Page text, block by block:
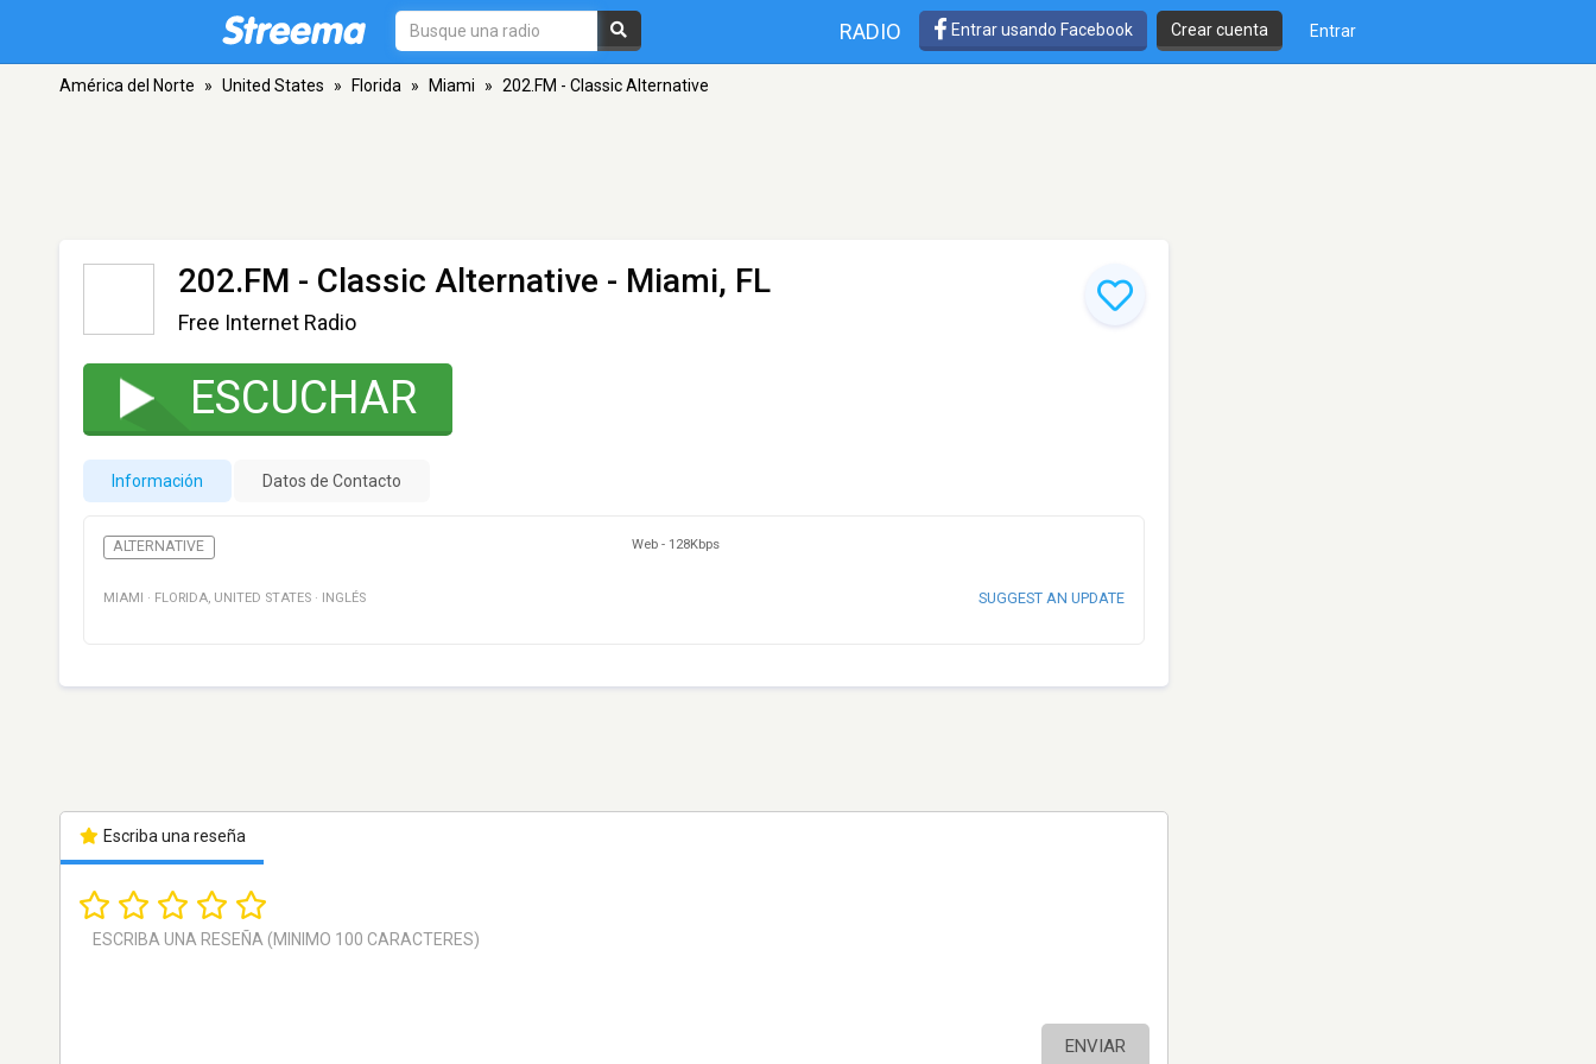
RADIO Entrar usando Facebook Crear cuenta Entrar
América del Norte » United States » Florida » Miami » 202.FM - Classic Alternative
202.FM - Classic Alternative - Miami, FL
Free Internet Radio
ESCUCHAR
Información Datos de Contacto
ALTERNATIVE Web - 128Kbps
MIAMI · FLORIDA, UNITED STATES · INGLÉS SUGGEST AN UPDATE
Escriba una reseña
ENVIAR